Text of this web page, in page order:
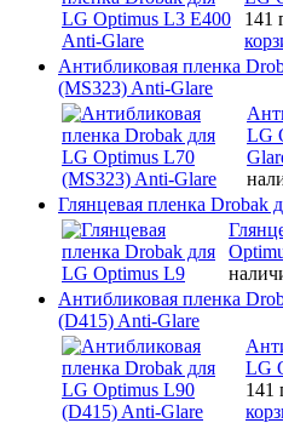
141
Антибликовая пленка
(MS323) Anti-Glare
LG
Глянцевая пленка Drobak
Антибликовая пленка
(D415) Anti-Glare
LG
141